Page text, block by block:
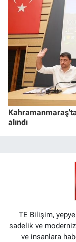
alındı
TE Bilişim,
sadelik ve
ve insanlara